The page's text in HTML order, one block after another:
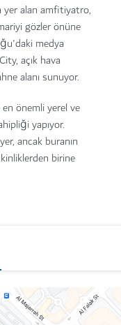
yer alan amfitiyatro,
gözler önüne
medya
açık hava
alanı sunuyor.
önemli yerel ve
yapıyor.
ancak buranın
birine